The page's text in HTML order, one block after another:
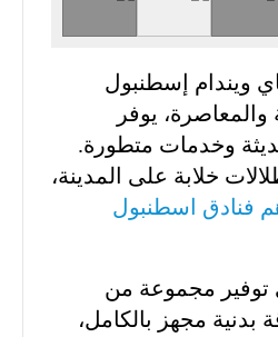
ويندام إسطنبول
والمعاصرة، يوفر
وخدمات متطورة.
خلابة على المدينة،
فنادق اسطنبول
مجموعة من
بدنية مجهز بالكامل،